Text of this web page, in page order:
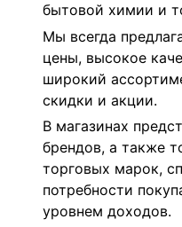
бытовой химии и
Мы всегда
цены, высокое
широкий
скидки и акции.
В магазинах
брендов, а также
торговых марок,
потребности
уровнем доходов.